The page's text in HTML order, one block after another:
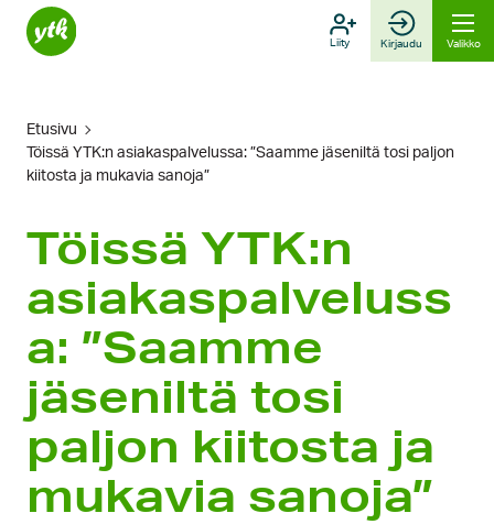
Hyppää
sisältöön
Liity Kirjaudu Valikko
Etusivu
Töissä YTK:n asiakaspalvelussa: ”Saamme jäseniltä tosi paljon
kiitosta ja mukavia sanoja”
Töissä YTK:n
asiakaspalveluss
a: ”Saamme
jäseniltä tosi
paljon kiitosta ja
mukavia sanoja”